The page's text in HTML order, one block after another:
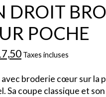
DROIT
POCHE
Taxes incluses
avec broderie cœur sur la
Sa coupe classique et